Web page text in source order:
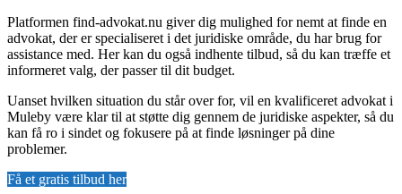
Platformen find-advokat.nu giver dig mulighed for nemt at finde en
advokat, der er specialiseret i det juridiske område, du har brug for
assistance med. Her kan du også indhente tilbud, så du kan træffe et
informeret valg, der passer til dit budget.
Uanset hvilken situation du står over for, vil en kvalificeret advokat i
Muleby være klar til at støtte dig gennem de juridiske aspekter, så du
kan få ro i sindet og fokusere på at finde løsninger på dine
problemer.
Få et gratis tilbud her